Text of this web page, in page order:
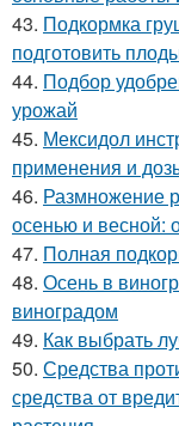
43. Подкормка
подготовить
44. Подбор
урожай
45. Мексидол
применения и
46. Размножение
осенью и весной:
47. Полная
48. Осень в
виноградом
49. Как выбрать
50. Средства
средства от